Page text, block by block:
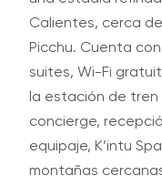
Calientes, cerca
Picchu. Cuenta
suites, Wi-Fi
la estación de tren
concierge,
equipaje, K’intu
montañas